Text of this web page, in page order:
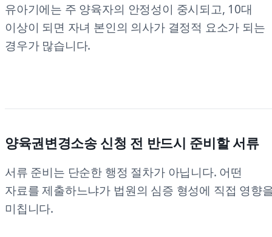
유아기에는 주 양육자의 안정성이 중시되고, 10대
이상이 되면 자녀 본인의 의사가 결정적 요소가 되는
경우가 많습니다.
양육권변경소송 신청 전 반드시 준비할 서류
서류 준비는 단순한 행정 절차가 아닙니다. 어떤
자료를 제출하느냐가 법원의 심증 형성에 직접 영향
미칩니다.